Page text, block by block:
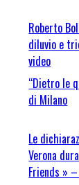
Roberto
diluvio e
video
“Dietro le
di Milano
Le
Verona
Friends »